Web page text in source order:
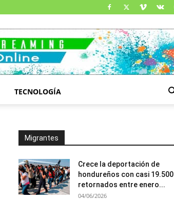
TECNOLOGÍA
Migrantes
Crece la deportación de
hondureños con casi 19.500
retornados entre enero...
04/06/2026